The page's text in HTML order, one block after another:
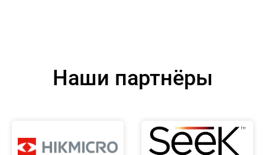
Наши партнёры